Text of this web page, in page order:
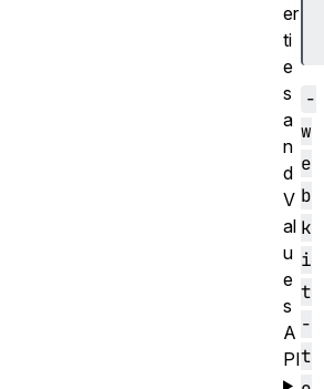
-
w
e
b
k
i
t
-
t
er
ti
e
s
a
n
d
V
al
u
e
s
A
PI